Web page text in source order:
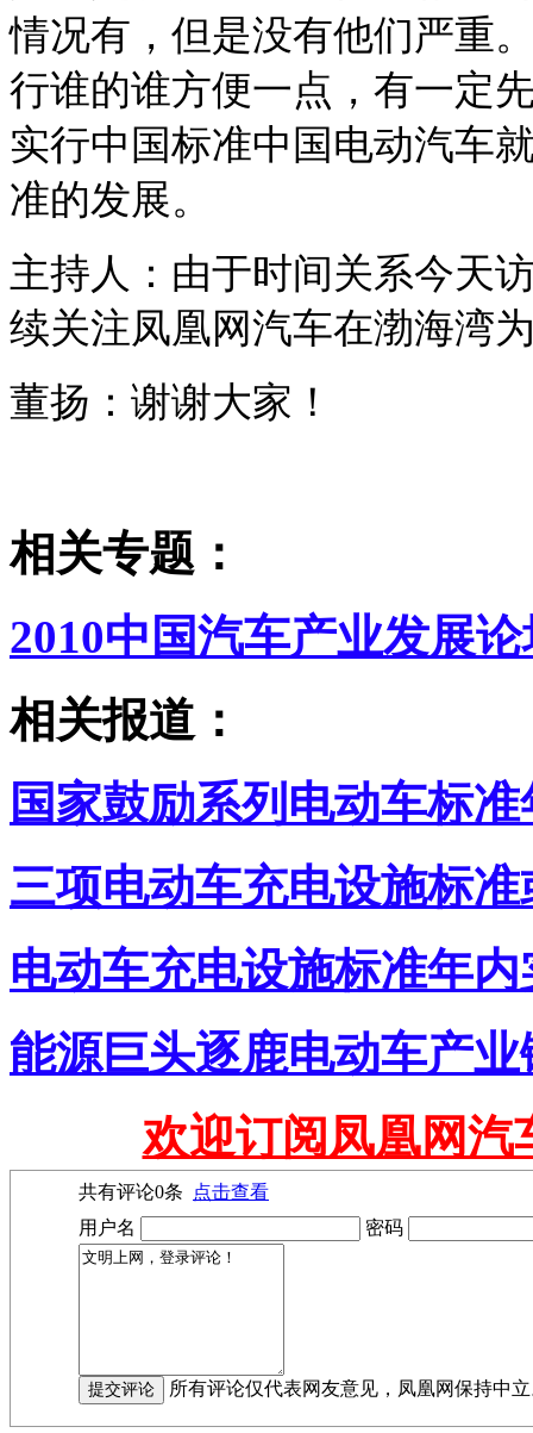
情况有，但是没有他们严重
行谁的谁方便一点，有一定
实行中国标准中国电动汽车
准的发展。
主持人：由于时间关系今天
续关注凤凰网汽车在渤海湾
董扬：谢谢大家！
相关专题：
2010中国汽车产业发展
相关报道：
国家鼓励系列电动车标
三项电动车充电设施标准
电动车充电设施标准年
能源巨头逐鹿电动车产
欢迎订阅凤凰网汽
共有评论0条
点击查看
用户名
密码
所有评论仅代表网友意见，凤凰网保持中